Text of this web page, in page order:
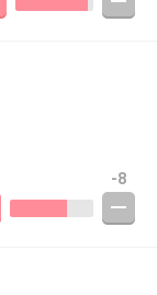
-8